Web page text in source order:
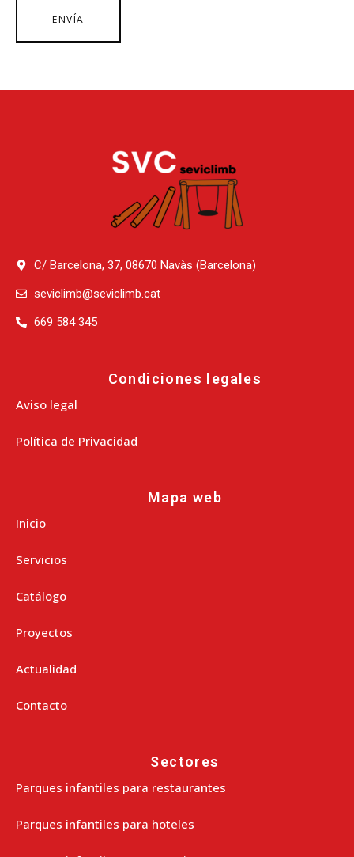
C/ Barcelona, 37, 08670 Navàs (Barcelona)
seviclimb@seviclimb.cat
669 584 345
Condiciones legales
Aviso legal
Política de Privacidad
Mapa web
Inicio
Servicios
Catálogo
Proyectos
Actualidad
Contacto
Sectores
Parques infantiles para restaurantes
Parques infantiles para hoteles